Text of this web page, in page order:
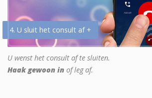
4. U sluit het consult af +
U wenst het consult af te sluiten.
Haak gewoon in of leg af.